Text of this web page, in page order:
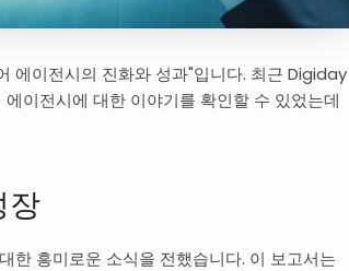
에이전시의 진화와 성과"입니다. 최근 Digiday
이전시에 대한 이야기를 확인할 수 있었는데
장
흥미로운 소식을 전했습니다. 이 보고서는